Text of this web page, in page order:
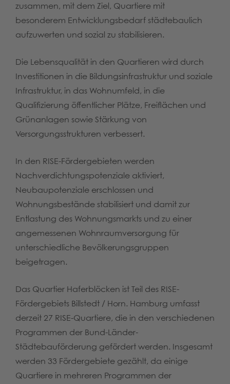
zusammen, mit dem Ziel, Quartiere mit
besonderem Entwicklungsbedarf städtebaulich
aufzuwerten und sozial zu stabilisieren.
Die Lebensqualität in den Quartieren wird durch
Investitionen in die Bildungsinfrastruktur und soziale
Infrastruktur, in das Wohnumfeld, in die
Qualifizierung öffentlicher Plätze, Freiflächen und
Grünanlagen sowie Stärkung von
Versorgungsstrukturen verbessert.
In den RISE-Fördergebieten werden
Nachverdichtungspotenziale aktiviert,
Neubaupotenziale erschlossen und
Wohnungsbestände stabilisiert und damit zur
Entlastung des Wohnungsmarkts und zu einer
angemessenen Wohnraumversorgung für
unterschiedliche Bevölkerungsgruppen
beigetragen.
Das Quartier Haferblöcken ist Teil des RISE-
Fördergebiets Billstedt / Horn. Hamburg umfasst
derzeit 27 RISE-Quartiere, die in den verschiedenen
Programmen der Bund-Länder-
Städtebauförderung gefördert werden. Insgesamt
werden 33 Fördergebiete gezählt, da einige
Quartiere in mehreren Programmen der